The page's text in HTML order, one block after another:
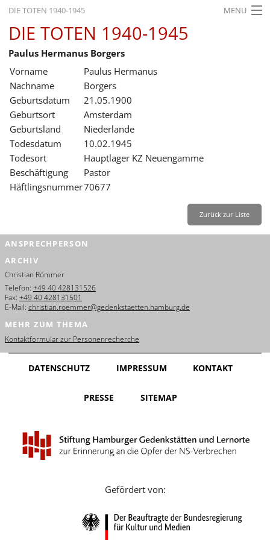
DIE TOTEN 1940-1945 MENU
STARTSEITE
AKTUELLES
AUSSTELLUNGEN
GESCHICHTE
BILDUNG
FORSCHUNG
SERVICE
Français
Dansk
Español
Nederlands
Português
Русский
Leichte Sprache
DIE TOTEN 1940-1945
Paulus Hermanus Borgers
Vorname
Paulus Hermanus
Nachname
Borgers
Geburtsdatum
21.05.1900
Geburtsort
Amsterdam
Geburtsland
Niederlande
Todesdatum
10.02.1945
Todesort
Hauptlager KZ Neuengamme
Beschäftigung
Pastor
Häftlingsnummer70677
Zurück zur Liste
ANSPRECHPERSON
ARCHIV
Christian Römmer
Telefon: +49 40 428131526
Fax: +49 40 428131501
E-Mail: christian.roemmer@gedenkstaetten.hamburg.de
MEHR ZUM THEMA
Kontaktformular zur Personenrecherche
DATENSCHUTZ IMPRESSUM KONTAKT
PRESSE SITEMAP
Gefördert von: